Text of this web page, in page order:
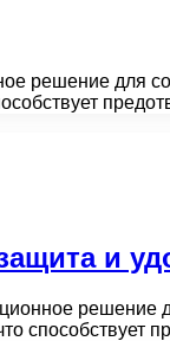
решение для
и
решение